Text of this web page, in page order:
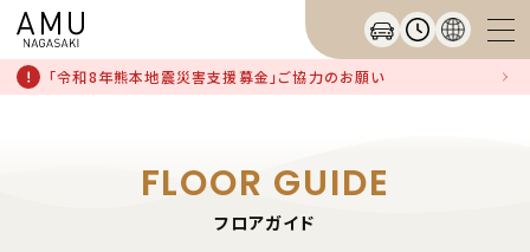
「令和8年熊本地震災害支援募金」ご協力のお願い
FLOOR GUIDE
フロアガイド